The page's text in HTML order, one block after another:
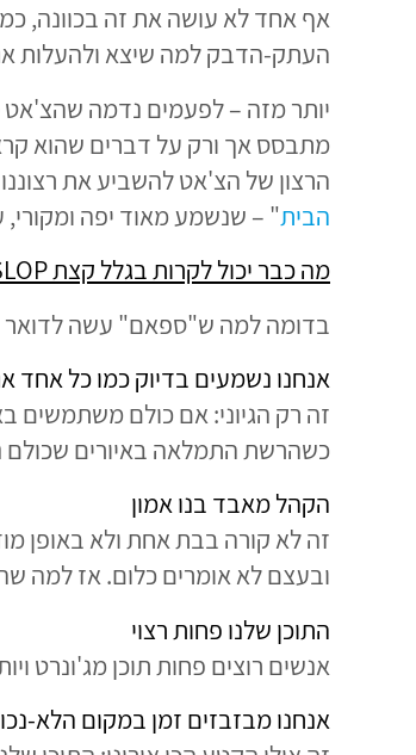
אף אחד לא עושה את זה בכוונה,
העתק-הדבק למה שיצא ולהעלות
יותר מזה – לפעמים נדמה שהצ'אט
מתבסס אך ורק על דברים שהוא
הרצון של הצ'אט להשביע את
הבית" – שנשמע מאוד יפה
מה כבר יכול לקרות בגלל קצת SLOP?
בדומה למה ש"ספאם" עשה לדואר
אנחנו נשמעים בדיוק כמו כל אחד
זה רק הגיוני: אם כולם משתמשים
כשהרשת התמלאה באיורים שכולם
הקהל מאבד בנו אמון
זה לא קורה בבת אחת ולא באופן
ובעצם לא אומרים כלום. אז למה
התוכן שלנו פחות רצוי
אנשים רוצים פחות תוכן מג'ונרט
אנחנו מבזבזים זמן במקום הלא-